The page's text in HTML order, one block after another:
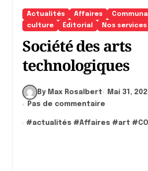
Actualités Affaires
culture
Éditorial Nos services
Société des arts
technologiques
By Max Rosalbert
Mai 31,
Pas de commentaire
#actualités #Affaires #art #